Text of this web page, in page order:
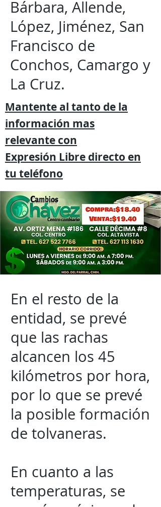
Bárbara, Allende,
López, Jiménez, San
Francisco de
Conchos, Camargo y
La Cruz.
Mantente al tanto de la
información mas
relevante con
Expresión Libre directo en
tu teléfono
En el resto de la
entidad, se prevé
que las rachas
alcancen los 45
kilómetros por hora,
por lo que se prevé
la posible formación
de tolvaneras.
En cuanto a las
temperaturas, se